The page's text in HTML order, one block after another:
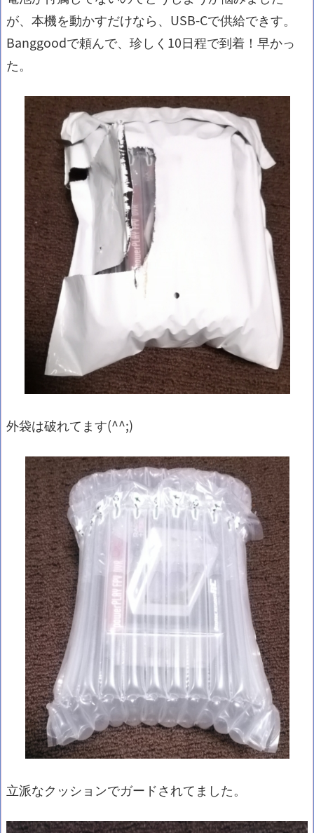
が、本機を動かすだけなら、USB-Cで供給できす。
Banggoodで頼んで、珍しく10日程で到着！早かっ
た。
外袋は破れてます(^^;)
立派なクッションでガードされてました。